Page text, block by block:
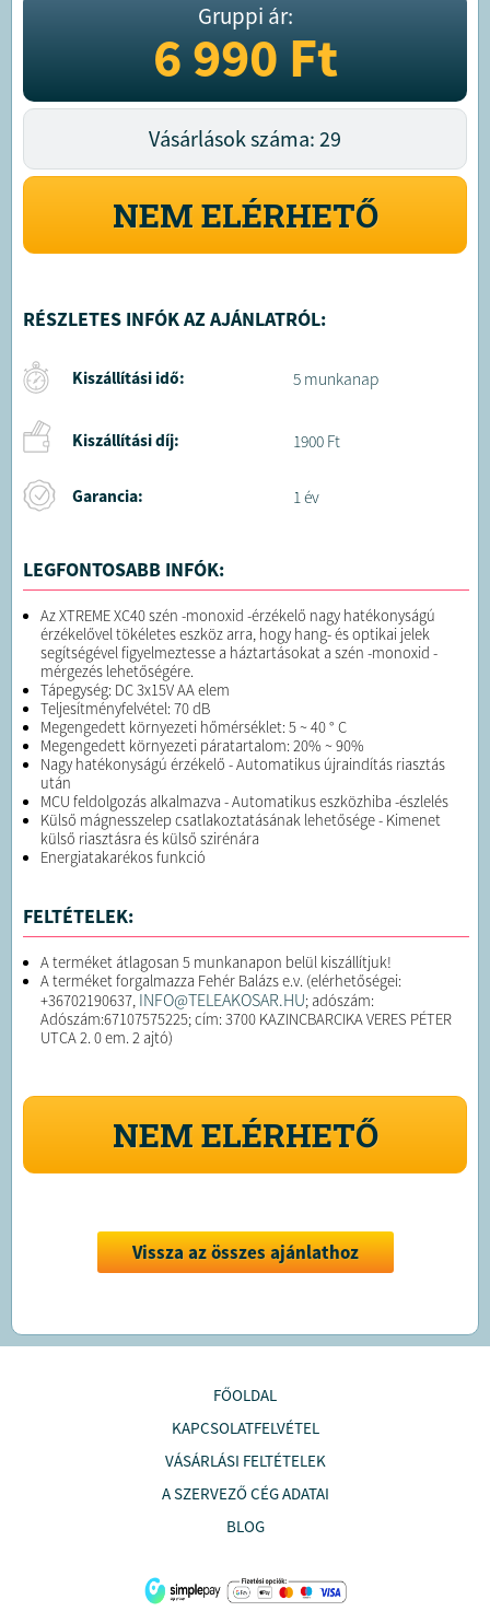
Gruppi ár:
6 990Ft
Vásárlások száma: 29
NEM ELÉRHETŐ
RÉSZLETES INFÓK AZ AJÁNLATRÓL:
Kiszállítási idő: 5 munkanap
Kiszállítási díj: 1900 Ft
Garancia: 1 év
LEGFONTOSABB INFÓK:
Az XTREME XC40 szén -monoxid -érzékelő nagy hatékonyságú
érzékelővel tökéletes eszköz arra, hogy hang- és optikai jelek
segítségével figyelmeztesse a háztartásokat a szén -monoxid -
mérgezés lehetőségére.
Tápegység: DC 3x15V AA elem
Teljesítményfelvétel: 70 dB
Megengedett környezeti hőmérséklet: 5 ~ 40 ° C
Megengedett környezeti páratartalom: 20% ~ 90%
Nagy hatékonyságú érzékelő - Automatikus újraindítás riasztás
után
MCU feldolgozás alkalmazva - Automatikus eszközhiba -észlelés
Külső mágnesszelep csatlakoztatásának lehetősége - Kimenet
külső riasztásra és külső szirénára
Energiatakarékos funkció
FELTÉTELEK:
A terméket átlagosan 5 munkanapon belül kiszállítjuk!
A terméket forgalmazza Fehér Balázs e.v. (elérhetőségei:
+36702190637, INFO@TELEAKOSAR.HU; adószám:
Adószám:67107575225; cím: 3700 KAZINCBARCIKA VERES PÉTER
UTCA 2. 0 em. 2 ajtó)
NEM ELÉRHETŐ
Vissza az összes ajánlathoz
FŐOLDAL
KAPCSOLATFELVÉTEL
VÁSÁRLÁSI FELTÉTELEK
A SZERVEZŐ CÉG ADATAI
BLOG